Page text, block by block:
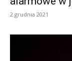
2 grudnia 2021